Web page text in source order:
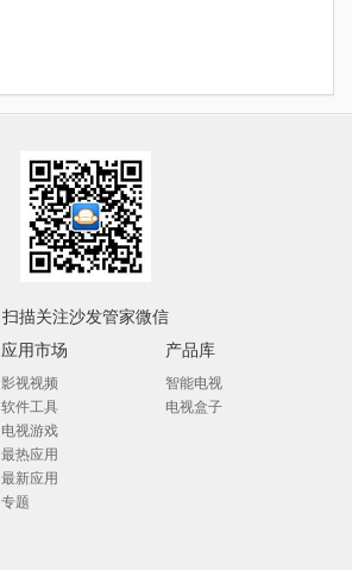
扫描关注沙发管家微信
应用市场
影视视频
软件工具
电视游戏
最热应用
最新应用
专题
产品库
智能电视
电视盒子